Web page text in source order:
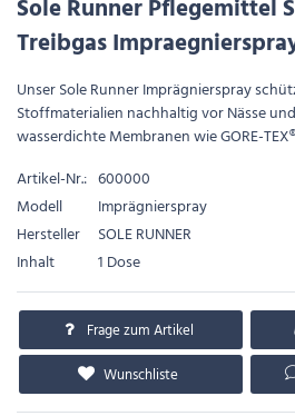
Sole Runner Pflegemittel
Treibgas
Unser Sole Runner Imprägnierspray
Stoffmaterialien nachhaltig vor Nässe
wasserdichte Membranen wie GORE-
Artikel-Nr.: 600000
Modell
Imprägnierspray
Hersteller
SOLE RUNNER
Inhalt
1 Dose
Frage zum Artikel
Wunschliste